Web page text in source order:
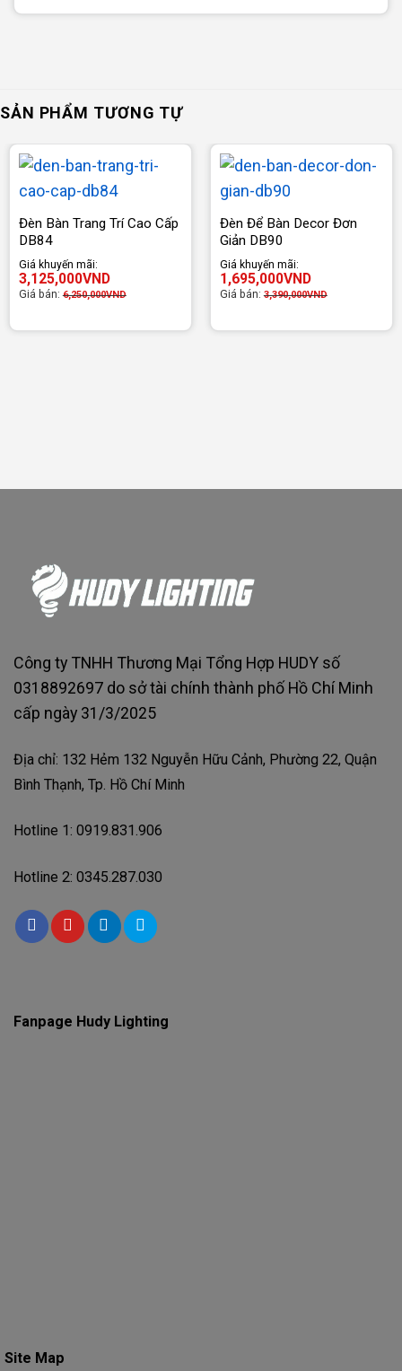
SẢN PHẨM TƯƠNG TỰ
Đèn Bàn Trang Trí Cao Cấp
DB84
Giá khuyến mãi:
3,125,000VND
Giá bán:6,250,000VND
Đèn Để Bàn Decor Đơn
Giản DB90
Giá khuyến mãi:
1,695,000VND
Giá bán:3,390,000VND
Công ty TNHH Thương Mại Tổng Hợp HUDY số
0318892697 do sở tài chính thành phố Hồ Chí Minh
cấp ngày 31/3/2025
Địa chỉ: 132 Hẻm 132 Nguyễn Hữu Cảnh, Phường 22, Quận
Bình Thạnh, Tp. Hồ Chí Minh
Hotline 1: 0919.831.906
Hotline 2: 0345.287.030
Site Map
Fanpage Hudy Lighting